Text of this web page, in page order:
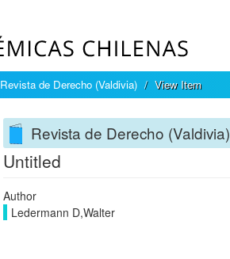
Revista de Derecho (Valdivia) View Item
Revista de Derecho (Valdivia)
Untitled
Author
Ledermann D,Walter